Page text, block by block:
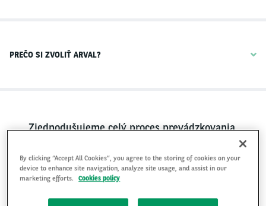
PREČO SI ZVOLIŤ ARVAL?
Zjednodušujeme celý proces prevádzkovania
potreby: a my vám pomôžeme nájsť pre vás
to najlepšie. Vždy budete komunikovať iba s
By clicking “Accept All Cookies”, you agree to the storing of cookies on your
device to enhance site navigation, analyze site usage, and assist in our
marketing efforts.
Cookies policy